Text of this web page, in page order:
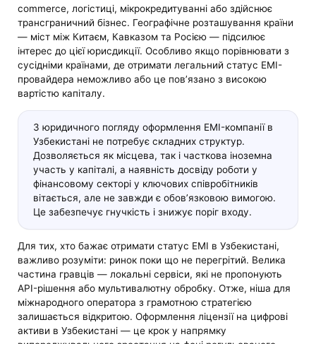
commerce, логістиці, мікрокредитуванні або здійснює
трансграничний бізнес. Географічне розташування країни
— міст між Китаєм, Кавказом та Росією — підсилює
інтерес до цієї юрисдикції. Особливо якщо порівнювати з
сусідніми країнами, де отримати легальний статус EMI-
провайдера неможливо або це пов’язано з високою
вартістю капіталу.
З юридичного погляду оформлення EMI-компанії в
Узбекистані не потребує складних структур.
Дозволяється як місцева, так і часткова іноземна
участь у капіталі, а наявність досвіду роботи у
фінансовому секторі у ключових співробітників
вітається, але не завжди є обов’язковою вимогою.
Це забезпечує гнучкість і знижує поріг входу.
Для тих, хто бажає отримати статус EMI в Узбекистані,
важливо розуміти: ринок поки що не перегрітий. Велика
частина гравців — локальні сервіси, які не пропонують
API-рішення або мультивалютну обробку. Отже, ніша для
міжнародного оператора з грамотною стратегією
залишається відкритою. Оформлення ліцензії на цифрові
активи в Узбекистані — це крок у напрямку